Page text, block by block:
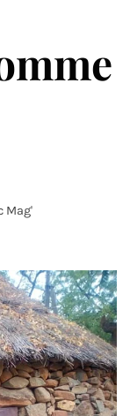
Mag'